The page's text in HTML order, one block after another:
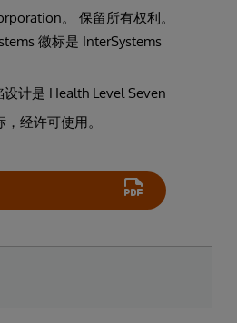
。 保留所有权利。
徽标是 InterSystems
设计是 Health Level Seven
经许可使用。